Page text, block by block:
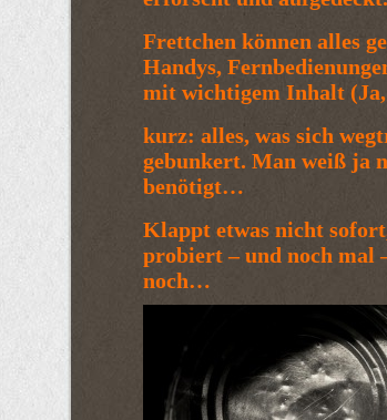
Frettchen können alles
Handys,
mit wichtigem Inhalt (Ja,
kurz: alles, was sich
gebunkert. Man weiß ja
benötigt…
Klappt etwas nicht
probiert – und noch mal
noch…